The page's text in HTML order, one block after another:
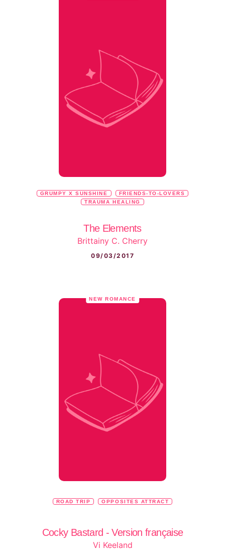
GRUMPY X SUNSHINE
FRIENDS-TO-LOVERS
TRAUMA HEALING
The Elements
Brittainy C. Cherry
09/03/2017
NEW ROMANCE
ROAD TRIP OPPOSITES ATTRACT
Cocky Bastard - Version française
Vi Keeland